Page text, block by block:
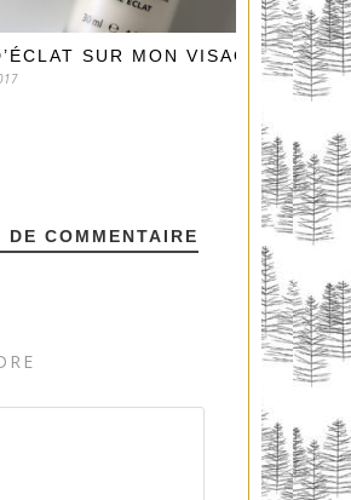
SUR MON VISAGE !
DE COMMENTAIRE